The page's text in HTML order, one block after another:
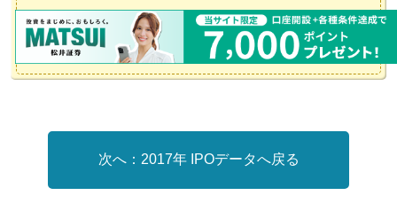
2017年 IPOデータへ戻る